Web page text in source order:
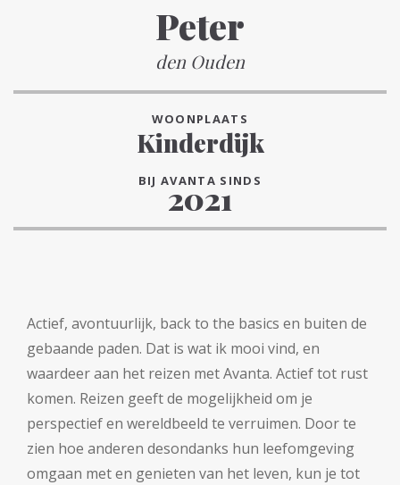
Peter
den Ouden
WOONPLAATS
Kinderdijk
BIJ AVANTA SINDS
2021
Actief, avontuurlijk, back to the basics en buiten de
gebaande paden. Dat is wat ik mooi vind, en
waardeer aan het reizen met Avanta. Actief tot rust
komen. Reizen geeft de mogelijkheid om je
perspectief en wereldbeeld te verruimen. Door te
zien hoe anderen desondanks hun leefomgeving
omgaan met en genieten van het leven, kun je tot